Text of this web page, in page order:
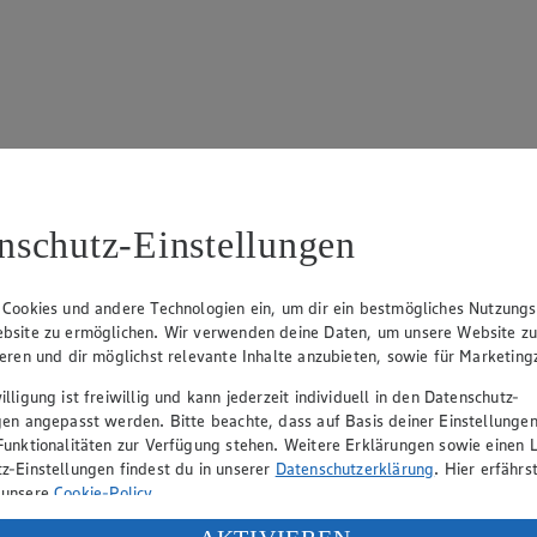
(Vorstandsvorsitzender), Peter Wagener
gewährt Ihnen jedoch das Recht, den auf dieser Website
und Vervielfältigung von Bildmaterial oder Grafiken aus
Einstellungen
und andere Technologien ein, um dir ein bestmögliches
zu ermöglichen. Wir verwenden deine Daten, um unsere Website zu
und dir möglichst relevante Inhalte anzubieten, sowie für
ist freiwillig und kann jederzeit individuell in den Datenschutz-
angepasst werden. Bitte beachte, dass auf Basis deiner
zur Verfügung stehen. Weitere Erklärungen sowie einen
Einstellungen findest du in unserer Datenschutzerklärung. Hier
Cookie-Policy.